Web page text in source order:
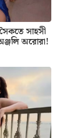
সাহসী
অরোরা!